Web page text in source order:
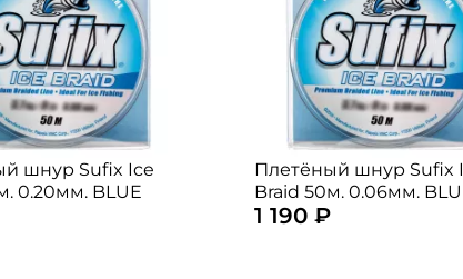
шнур Sufix Ice
0.20мм. BLUE
Плетёный шнур Sufix
Braid 50м. 0.06мм.
1 190 ₽